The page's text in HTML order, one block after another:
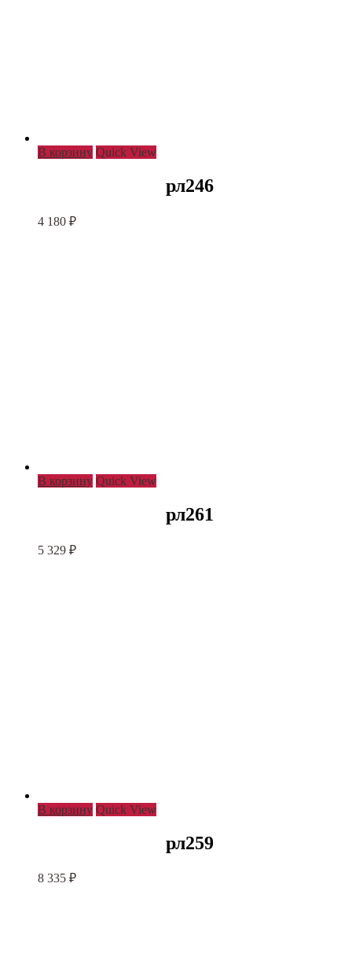
В корзину Quick View
рл246
4 180 ₽
В корзину Quick View
рл261
5 329 ₽
В корзину Quick View
рл259
8 335 ₽